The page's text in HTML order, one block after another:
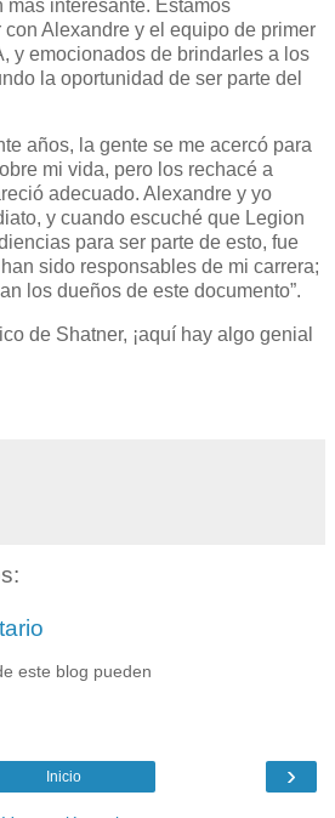
interesante. Estamos
Alexandre y el equipo de primer
y emocionados de brindarles a los
la oportunidad de ser parte del
años, la gente se me acercó para
mi vida, pero los rechacé a
adecuado. Alexandre y yo
y cuando escuché que Legion
para ser parte de esto, fue
sido responsables de mi carrera;
los dueños de este documento”.
de Shatner, ¡aquí hay algo genial
este blog pueden
›
Inicio